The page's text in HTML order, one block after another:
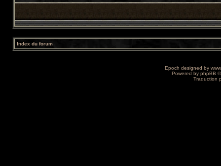
Index du forum
Epoch designed by
Powered by phpBB
Traduction